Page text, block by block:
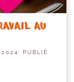
AU
2024. PUBLIÉ